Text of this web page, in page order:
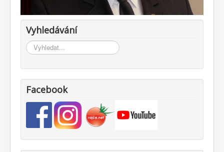
Vyhledávání
Vyhledávání...
Facebook